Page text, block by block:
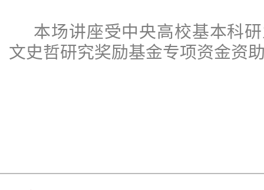
本场讲座受中央高校基本科
文史哲研究奖励基金专项资金资